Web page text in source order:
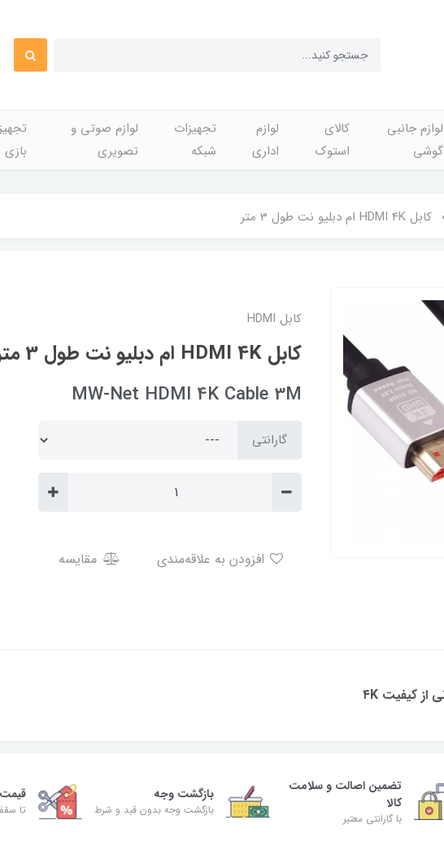
لوازم جانبی
گوشی
کالای
استوک
لوازم
اداری
تجهیزات
شبکه
لوازم صوتی و
تصویری
بازی
کابل HDMI 4K ام دبلیو نت طول 3 متر
کابل HDMI
کابل HDMI 4K ام دبلیو نت طول 3 متر
MW-Net HDMI 4K Cable 3M
گارانتی
مقایسه
تضمین اصالت و سلامت
کالا
با گارانتی معتبر
بازگشت وجه
بازگشت وجه بدون قید و شرط تا سقف 30%